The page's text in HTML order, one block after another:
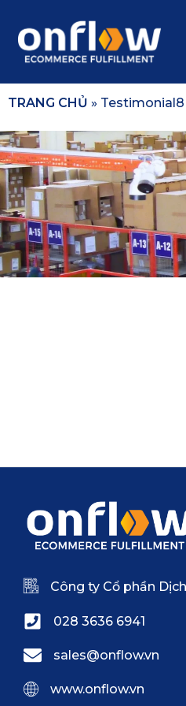
TRANG CHỦ » Testimonial8
Công ty Cổ phần
028 3636 6941
sales@onflow.vn
www.onflow.vn